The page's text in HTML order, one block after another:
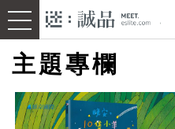
主題專欄